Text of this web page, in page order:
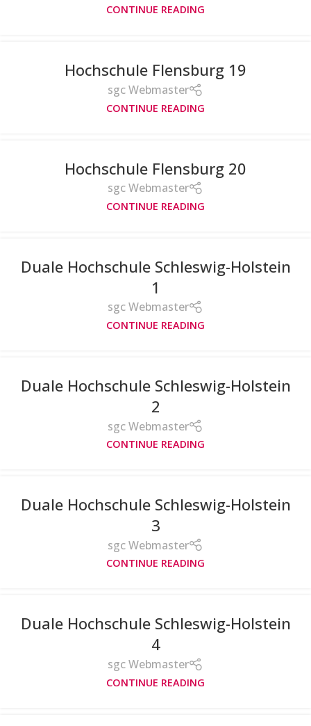
CONTINUE READING
Hochschule Flensburg 19
sgc Webmaster
CONTINUE READING
Hochschule Flensburg 20
sgc Webmaster
CONTINUE READING
Duale Hochschule Schleswig-Holstein
1
sgc Webmaster
CONTINUE READING
Duale Hochschule Schleswig-Holstein
2
sgc Webmaster
CONTINUE READING
Duale Hochschule Schleswig-Holstein
3
sgc Webmaster
CONTINUE READING
Duale Hochschule Schleswig-Holstein
4
sgc Webmaster
CONTINUE READING